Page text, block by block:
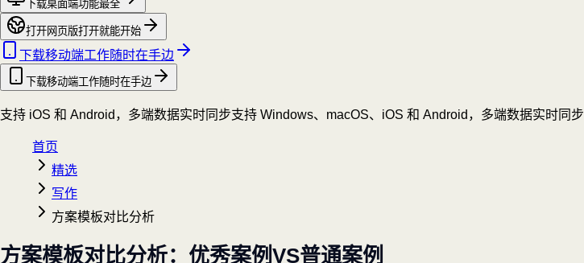
下载桌面端功能最全
打开网页版打开就能开始
下载移动端工作随时在手边
下载移动端工作随时在手边
支持 iOS 和 Android，多端数据实时同步支持 Windows、macOS、iOS 和 Android，多端数据实时同步
首页
精选
写作
方案模板对比分析
方案模板对比分析：优秀案例VS普通案例